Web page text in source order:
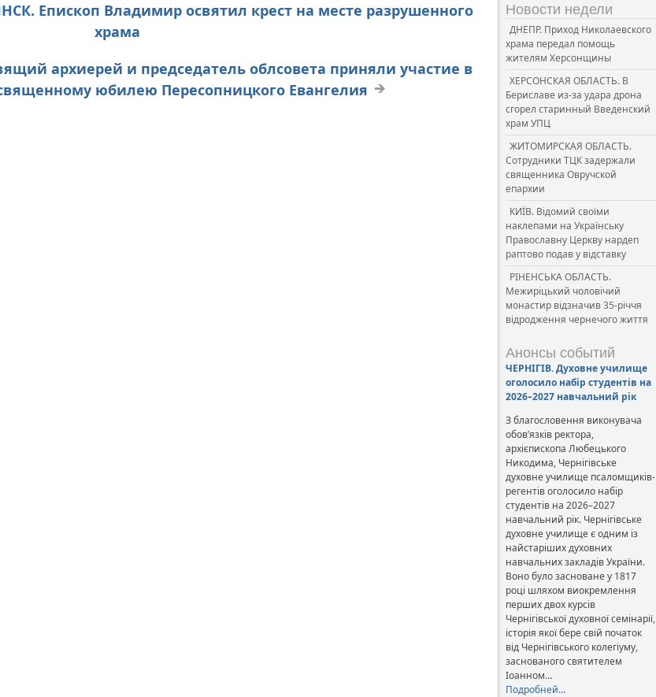
Епископ Владимир освятил крест на месте разрушенного
храма
архиерей и председатель облсовета приняли участие в
юбилею Пересопницкого Евангелия
Новости недели
ДНЕПР. Приход Николаевского
храма передал помощь
жителям Херсонщины
ХЕРСОНСКАЯ ОБЛАСТЬ. В
Бериславе из-за удара дрона
сгорел старинный Введенский
храм УПЦ
ЖИТОМИРСКАЯ ОБЛАСТЬ.
Сотрудники ТЦК задержали
священника Овручской
епархии
КИЇВ. Відомий своїми
наклепами на Українську
Православну Церкву нардеп
раптово подав у відставку
РІНЕНСЬКА ОБЛАСТЬ.
Межиріцький чоловічий
монастир відзначив 35-річчя
відродження чернечого життя
Анонсы событий
ЧЕРНІГІВ. Духовне училище
оголосило набір студентів на
2026–2027 навчальний рік
З благословення виконувача
обов’язків ректора,
архієпископа Любецького
Никодима, Чернігівське
духовне училище псаломщиків-
регентів оголосило набір
студентів на 2026–2027
навчальний рік. Чернігівське
духовне училище є одним із
найстаріших духовних
навчальних закладів України.
Воно було засноване у 1817
році шляхом виокремлення
перших двох курсів
Чернігівської духовної семінарії,
історія якої бере свій початок
від Чернігівського колегіуму,
заснованого святителем
Іоанном…
Подробней…